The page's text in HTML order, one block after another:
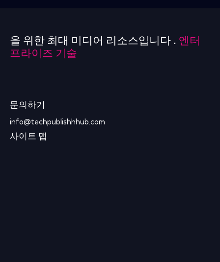
을 위한 최대 미디어 리소스입니다 . 엔터
프라이즈 기술
문의하기
info@techpublishhhub.com
사이트 맵